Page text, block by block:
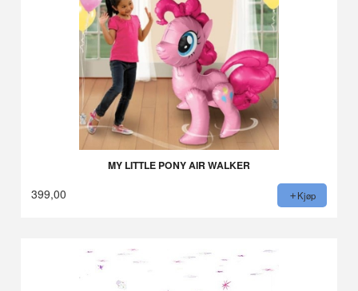
MY LITTLE PONY AIR WALKER
399,00 Kjøp